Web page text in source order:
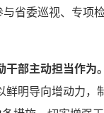
省委巡视、专项
部主动担当作为。
鲜明导向增动力